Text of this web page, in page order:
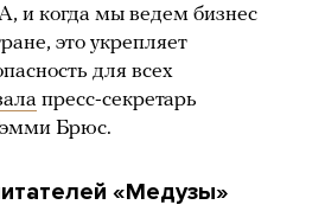
и когда мы ведем бизнес
это укрепляет
для всех
пресс-секретарь
Брюс.
«Медузы»